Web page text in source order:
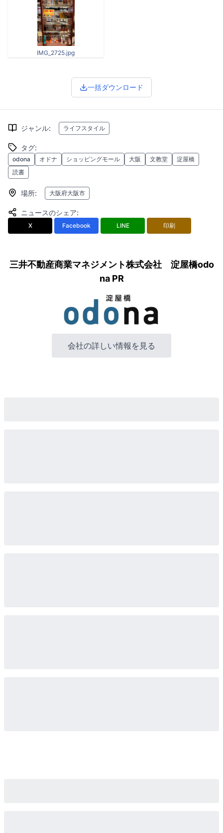
IMG_2725.jpg
一括ダウンロード
ジャンル: ライフスタイル
タグ:
odona オドナ ショッピングモール 大阪 文教堂
淀屋橋
読書
場所: 大阪府大阪市
ニュースのシェア:
X Facebook LINE 印刷
三井不動産商業マネジメント株式会社 淀屋橋odo
na PR
会社の詳しい情報を見る